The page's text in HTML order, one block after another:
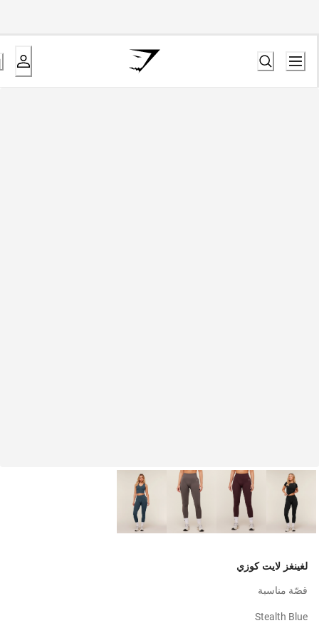
لغينغز لايت كوزي
قصّة مناسبة
Stealth Blue